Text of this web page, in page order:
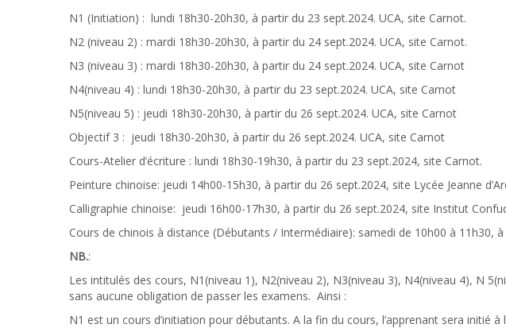
N1 (Initiation) : lundi 18h30-20h30, à partir du 23 sept.2024. UCA, site Carnot.
N2 (niveau 2) : mardi 18h30-20h30, à partir du 24 sept.2024. UCA, site Carnot.
N3 (niveau 3) : mardi 18h30-20h30, à partir du 24 sept.2024. UCA, site Carnot
N4(niveau 4) : lundi 18h30-20h30, à partir du 23 sept.2024. UCA, site Carnot
N5(niveau 5) : jeudi 18h30-20h30, à partir du 26 sept.2024. UCA, site Carnot
Objectif 3 : jeudi 18h30-20h30, à partir du 26 sept.2024. UCA, site Carnot
Cours-Atelier d’écriture : lundi 18h30-19h30, à partir du 23 sept.2024, site Carnot.
Peinture chinoise: jeudi 14h00-15h30, à partir du 26 sept.2024, site Lycée Jeanne
Calligraphie chinoise: jeudi 16h00-17h30, à partir du 26 sept.2024, site Institut
Cours de chinois à distance (Débutants / Intermédiaire): samedi de 10h00 à 11h30,
NB.:
Les intitulés des cours, N1(niveau 1), N2(niveau 2), N3(niveau 3), N4(niveau 4), N
sans aucune obligation de passer les examens. Ainsi :
N1 est un cours d’initiation pour débutants. A la fin du cours, l’apprenant sera initié à